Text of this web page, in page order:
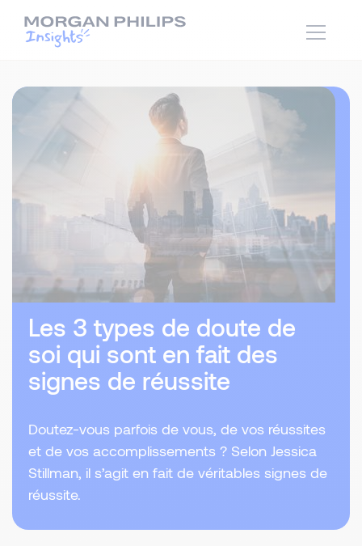
Les 3 types de doute de
soi qui sont en fait des
signes de réussite
Doutez-vous parfois de vous, de vos réussites
et de vos accomplissements ? Selon Jessica
Stillman, il s’agit en fait de véritables signes de
réussite.